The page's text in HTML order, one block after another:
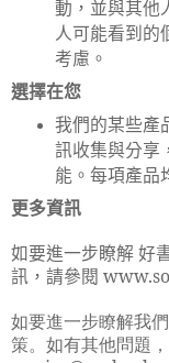
動，並與其他
人可能看到的
考慮。
選擇在您
我們的某些產
訊收集與分享
能。每項產品
更多資訊
如要進一步瞭解 好
訊，請參閱
如要進一步瞭解我
策。如有其他問題